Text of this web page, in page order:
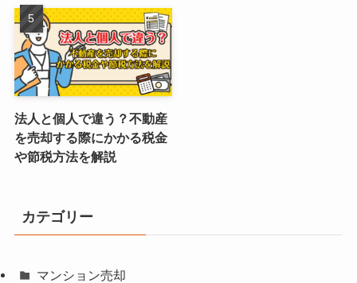
法人と個人で違う？不動産
を売却する際にかかる税金
や節税方法を解説
カテゴリー
マンション売却